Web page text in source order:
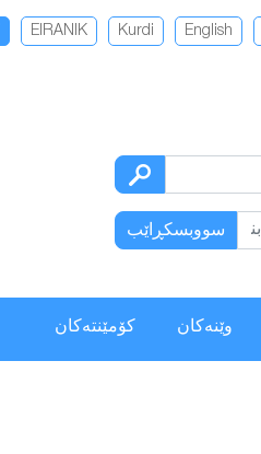
English
Kurdi
EIRANIK
سووبسكڕاێب
وێنەکان كۆمێنتەكان